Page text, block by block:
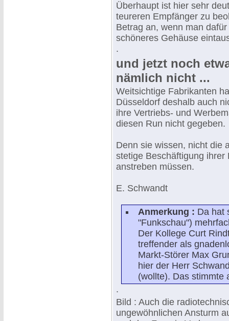
Überhaupt ist hier sehr
teureren Empfänger zu
Betrag an, wenn man
schöneres Gehäuse
.
und jetzt noch
nämlich nicht ...
Weitsichtige Fabrikanten
Düsseldorf deshalb auch
ihre Vertriebs- und
diesen Run nicht gegeben.
Denn sie wissen, nicht die
stetige Beschäftigung
anstreben müssen.
E. Schwandt
Anmerkung : Da hat
"Funkschau")
Der Kollege Curt
treffender als
Markt-Störer Max
hier der Herr
(wollte). Das stimmte
.
Bild : Auch die
ungewöhnlichen Ansturm